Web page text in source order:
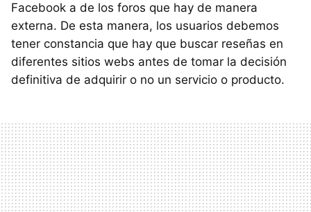
Facebook a de los foros que hay de manera
externa. De esta manera, los usuarios debemos
tener constancia que hay que buscar reseñas en
diferentes sitios webs antes de tomar la decisión
definitiva de adquirir o no un servicio o producto.